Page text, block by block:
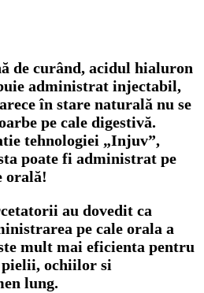
de curând, acidul hialuron
administrat injectabil,
în stare naturală nu se
pe cale digestivă.
tehnologiei „Injuv”,
poate fi administrat pe
orală!
au dovedit ca
pe cale orala a
mult mai eficienta pentru
ochiilor si
lung.